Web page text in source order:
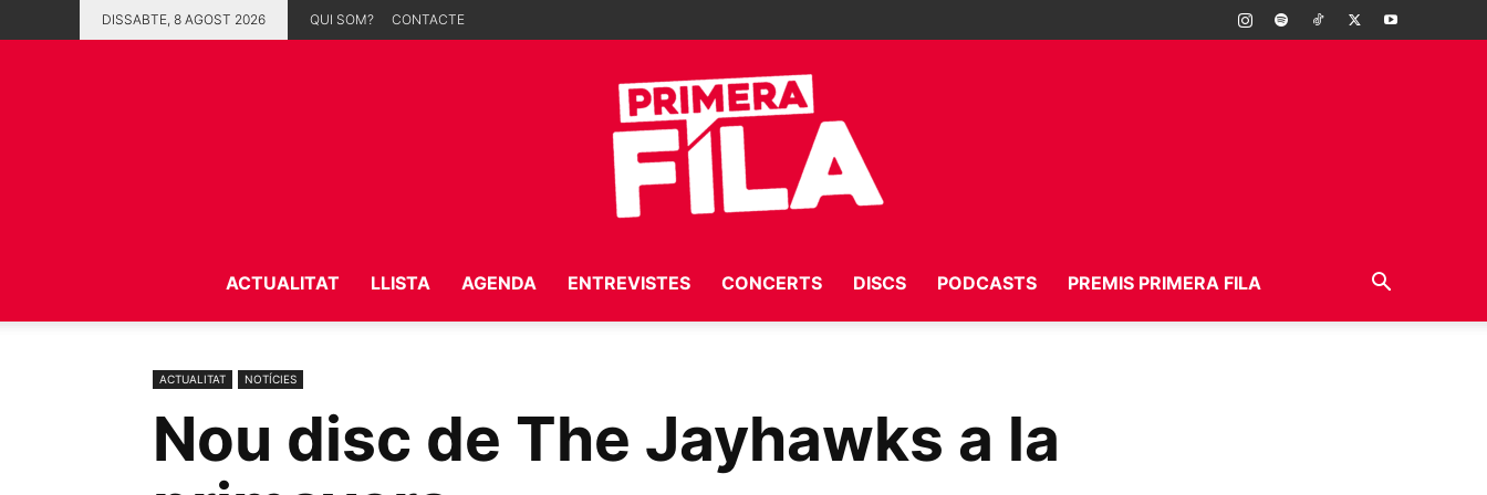
DISSABTE, 8 AGOST 2026 QUI SOM? CONTACTE
Fila
ACTUALITAT LLISTA AGENDA ENTREVISTES CONCERTS DISCS PODCASTS PREMIS PRIMERA FILA
ACTUALITAT NOTÍCIES
Nou disc de The Jayhawks a la